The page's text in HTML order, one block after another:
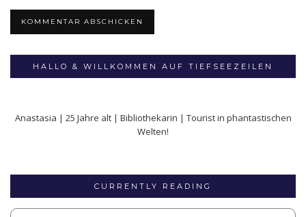
HALLO & WILLKOMMEN AUF TIEFSEEZEILEN
Anastasia | 25 Jahre alt | Bibliothekarin | Tourist in phantastischen
Welten!
CURRENTLY READING